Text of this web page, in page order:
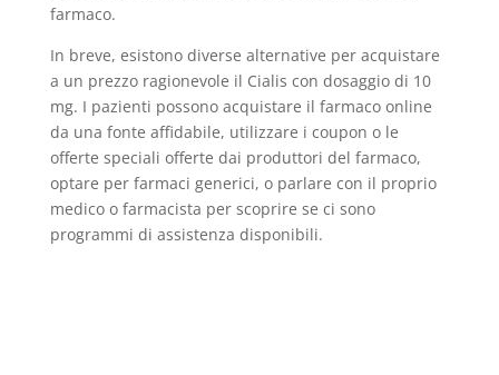
farmaco.
In breve, esistono diverse alternative per acquistare
a un prezzo ragionevole il Cialis con dosaggio di 10
mg. I pazienti possono acquistare il farmaco online
da una fonte affidabile, utilizzare i coupon o le
offerte speciali offerte dai produttori del farmaco,
optare per farmaci generici, o parlare con il proprio
medico o farmacista per scoprire se ci sono
programmi di assistenza disponibili.